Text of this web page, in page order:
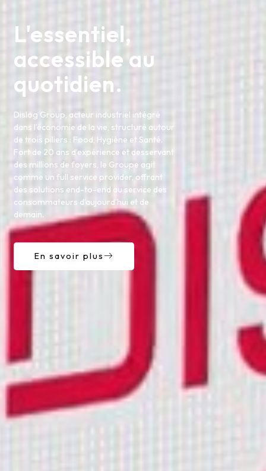
L'essentiel,
accessible au
quotidien.
Dislog Group, acteur industriel intégré
dans l’économie de la vie, structuré autour
de trois piliers : Food, Hygiène et Santé.
Fort de 20 ans d’expérience et desservant
des millions de foyers, le Groupe agit
comme un full service provider, offrant
des solutions end-to-end au service des
consommateurs d’aujourd’hui et de
demain.
En savoir plus